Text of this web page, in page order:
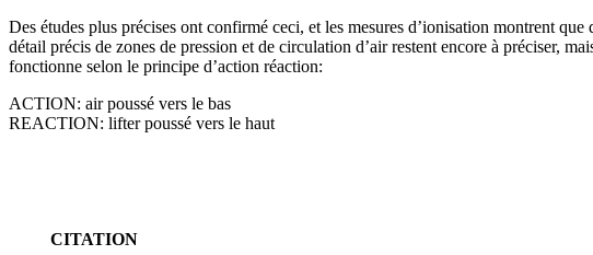
Des études plus précises ont confirmé ceci, et les mesures d’ionisation montrent
détail précis de zones de pression et de circulation d’air restent encore à préciser,
fonctionne selon le principe d’action réaction:
ACTION: air poussé vers le bas
REACTION: lifter poussé vers le haut
CITATION